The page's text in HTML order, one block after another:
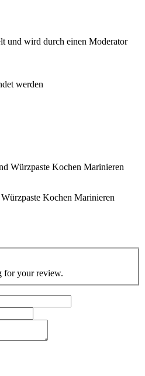
und wird durch einen Moderator
werden
Kochen Marinieren
for your review.